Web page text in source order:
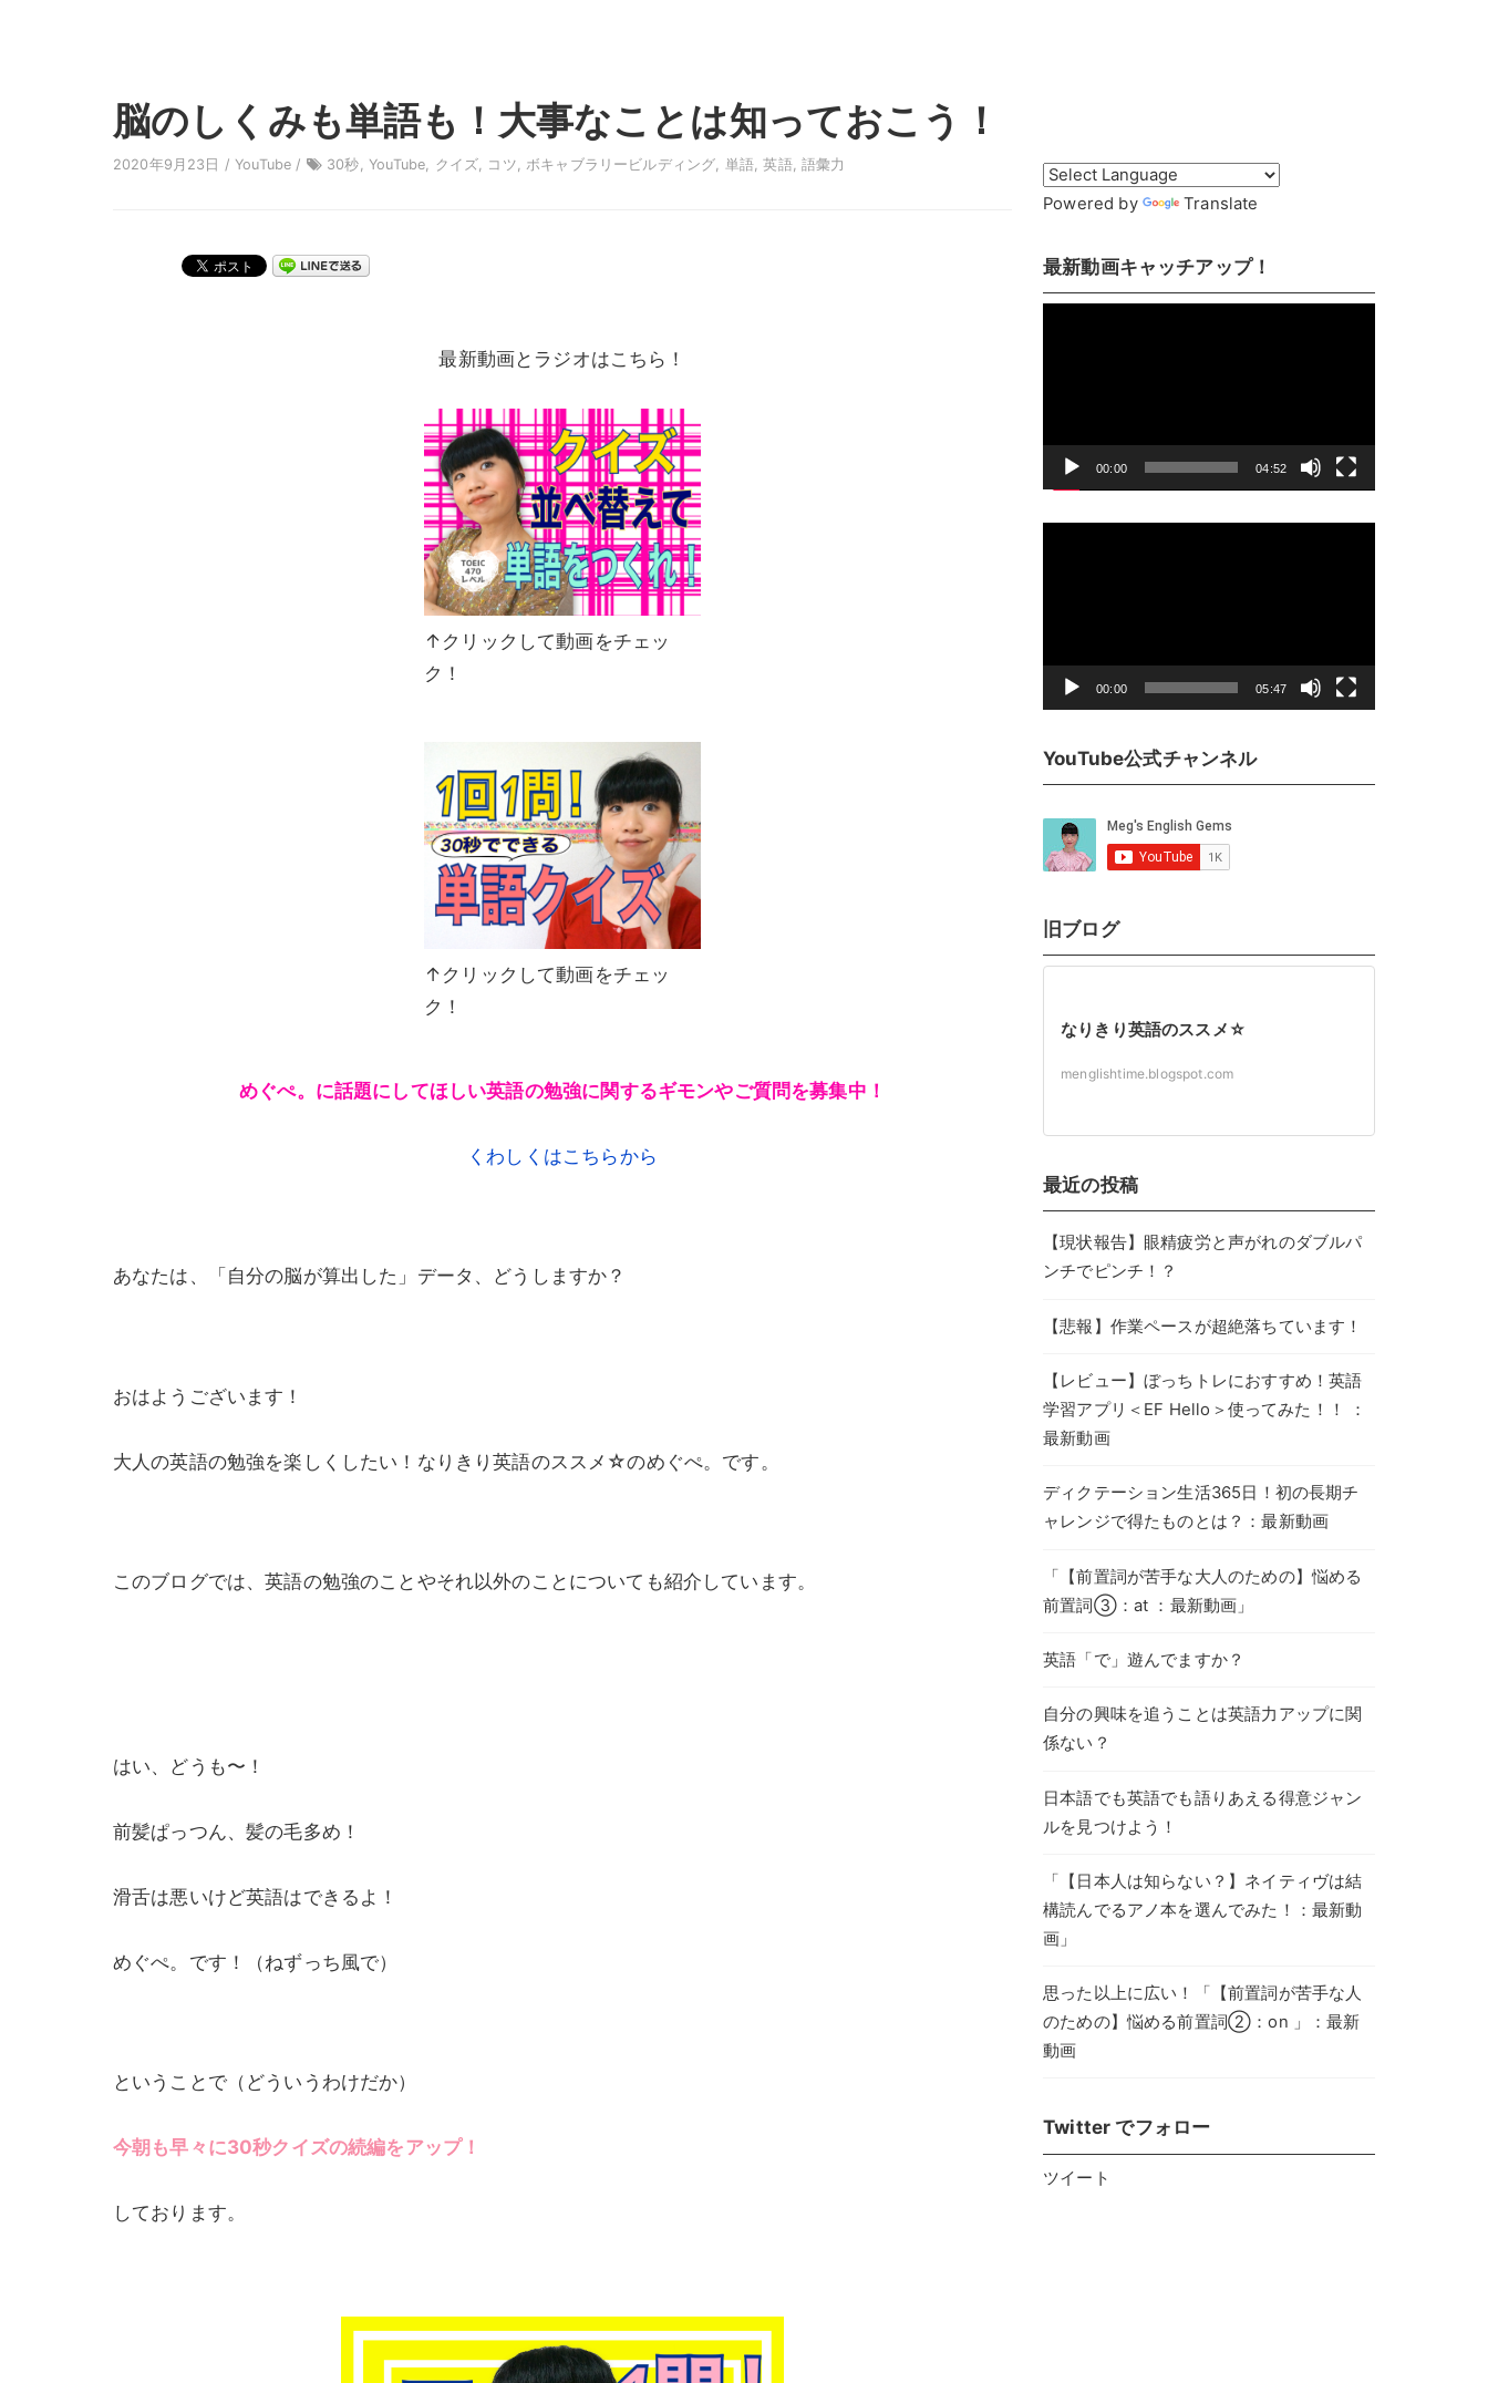
脳のしくみも単語も！大事なことは知っておこう！
2020年9月23日 / YouTube / 30秒 YouTube クイズ コツ ボキャブラリービルディング 単語 ,英語,語彙力
最新動画とラジオはこちら！
↑クリックして動画をチェッ
ク！
↑クリックして動画をチェッ
ク！
めぐぺ。に話題にしてほしい英語の勉強に関するギモンやご質問を募集中！
くわしくはこちらから
あなたは、「自分の脳が算出した」データ、どうしますか？
おはようございます！
大人の英語の勉強を楽しくしたい！なりきり英語のススメ☆のめぐぺ。です。
このブログでは、英語の勉強のことやそれ以外のことについても紹介しています。
はい、どうも〜！
前髪ぱっつん、髪の毛多め！
滑舌は悪いけど英語はできるよ！
めぐぺ。です！（ねずっち風で）
ということで（どういうわけだか）
今朝も早々に30秒クイズの続編をアップ！
しております。
Powered by Translate
最新動画キャッチアップ！
ー
00:00 04:52
ー
00:00 05:47
YouTube公式チャンネル
旧ブログ
なりきり英語のススメ☆
menglishtime.blogspot.com
最近の投稿
【現状報告】眼精疲労と声がれのダブルパ
ンチでピンチ！？
【悲報】作業ペースが超絶落ちています！
【レビュー】ぼっちトレにおすすめ！英語
学習アプリ＜EF Hello＞使ってみた！！ ：
最新動画
ディクテーション生活365日！初の長期チ
ャレンジで得たものとは？：最新動画
「【前置詞が苦手な大人のための】悩める
前置詞③：at ：最新動画」
英語「で」遊んでますか？
自分の興味を追うことは英語力アップに関
係ない？
日本語でも英語でも語りあえる得意ジャン
ルを見つけよう！
「【日本人は知らない？】ネイティヴは結
構読んでるアノ本を選んでみた！：最新動
画」
思った以上に広い！「【前置詞が苦手な人
のための】悩める前置詞②：on 」：最新
動画
Twitter でフォロー
ツイート